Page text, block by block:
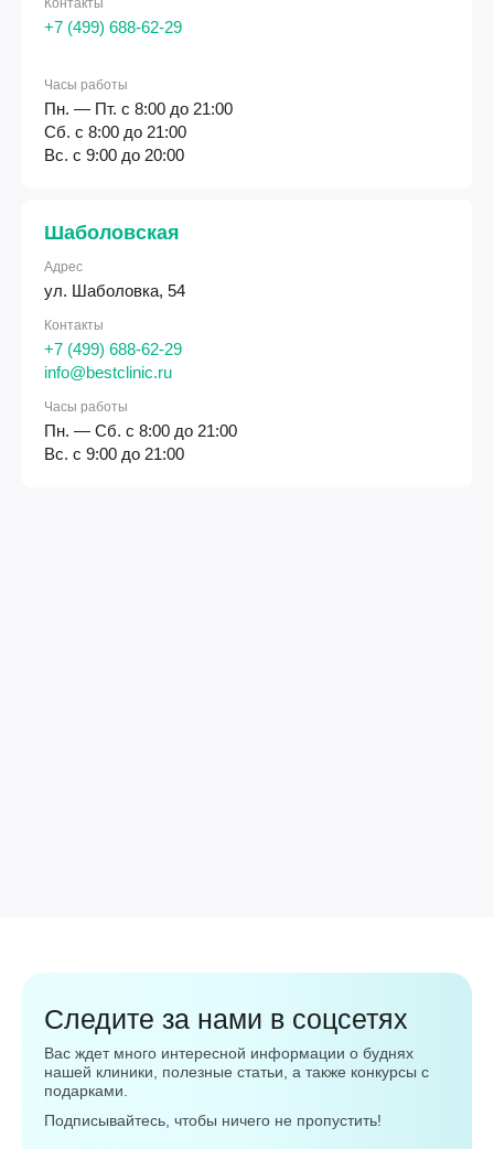
+7 (499) 688-62-29
Часы работы
Пн. — Пт. с 8:00 до 21:00
Сб. с 8:00 до 21:00
Вс. с 9:00 до 20:00
Шаболовская
Адрес
ул. Шаболовка, 54
Контакты
+7 (499) 688-62-29
info@bestclinic.ru
Часы работы
Пн. — Сб. с 8:00 до 21:00
Вс. с 9:00 до 21:00
Следите за нами в соцсетях
Вас ждет много интересной информации о буднях
нашей клиники, полезные статьи, а также конкурсы с
подарками.
Подписывайтесь, чтобы ничего не пропустить!